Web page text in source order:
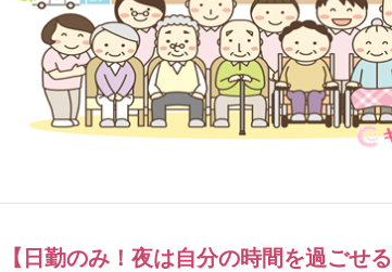
【日勤のみ！夜は自分の時間を過ごせ